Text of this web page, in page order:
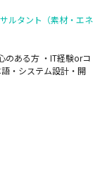
ルタント（素材・エネ
のある方 ・IT経験orコ
・システム設計・開